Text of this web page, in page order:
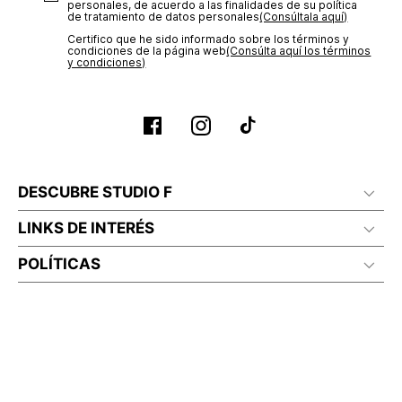
personales, de acuerdo a las finalidades de su política
de tratamiento de datos personales‎(Consúltala aquí)
Certifico que he sido informado sobre los términos y
condiciones de la página web‎(Consúlta aquí los términos
y condiciones)
DESCUBRE STUDIO F
LINKS DE INTERÉS
POLÍTICAS